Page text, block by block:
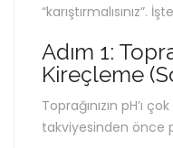
“karıştırmalısınız”.
Adım 1:
Kireçleme
Toprağınızın pH’ı
takviyesinden önce